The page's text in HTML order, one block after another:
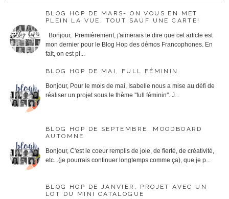
BLOG HOP DE MARS- ON VOUS EN MET
PLEIN LA VUE, TOUT SAUF UNE CARTE!
Bonjour, Premièrement, j'aimerais te dire que cet article est
mon dernier pour le Blog Hop des démos Francophones. En
fait, on est pl...
BLOG HOP DE MAI, FULL FÉMININ
Bonjour, Pour le mois de mai, Isabelle nous a mise au défi de
réaliser un projet sous le thème ''full féminin''. J...
BLOG HOP DE SEPTEMBRE, MOODBOARD
AUTOMNE
Bonjour, C'est le coeur remplis de joie, de fierté, de créativité,
etc...(je pourrais continuer longtemps comme ça), que je p...
BLOG HOP DE JANVIER, PROJET AVEC UN
LOT DU MINI CATALOGUE